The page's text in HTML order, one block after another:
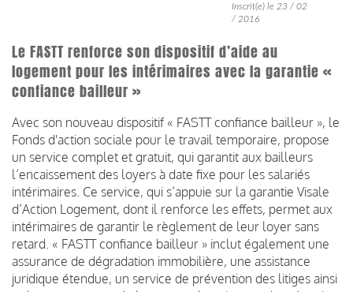
Inscrit(e) le 23 / 02
/ 2016
Le FASTT renforce son dispositif d’aide au
logement pour les intérimaires avec la garantie «
confiance bailleur »
Avec son nouveau dispositif « FASTT confiance bailleur », le
Fonds d'action sociale pour le travail temporaire, propose
un service complet et gratuit, qui garantit aux bailleurs
l’encaissement des loyers à date fixe pour les salariés
intérimaires. Ce service, qui s’appuie sur la garantie Visale
d’Action Logement, dont il renforce les effets, permet aux
intérimaires de garantir le règlement de leur loyer sans
retard. « FASTT confiance bailleur » inclut également une
assurance de dégradation immobilière, une assistance
juridique étendue, un service de prévention des litiges ainsi